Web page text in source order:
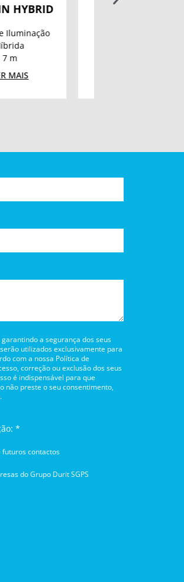
MAX-LIGHT
de Iluminação
Elétrica
VER MAIS
a segurança dos seus
utilizados exclusivamente para
com a nossa Política de
correção ou exclusão dos seus
é indispensável para que
não preste o seu consentimento,
*
contactos
do Grupo Durit SGPS